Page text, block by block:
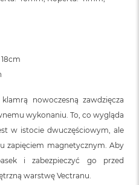
nowoczesną zawdzięcza
wykonaniu. To, co wygląda
w istocie dwuczęściowym, ale
zapięciem magnetycznym. Aby
i zabezpieczyć go przed
warstwę Vectranu.